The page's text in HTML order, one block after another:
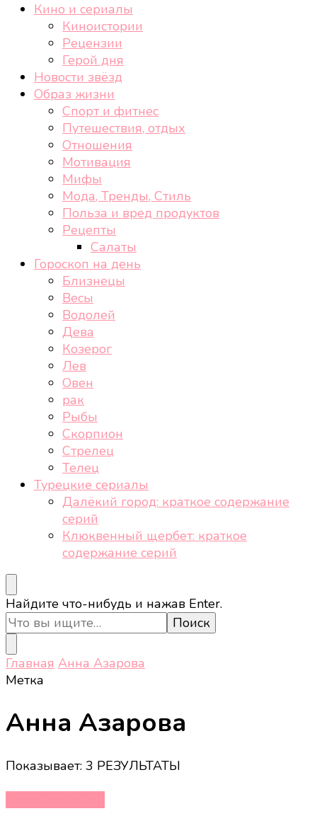
cheek-look.ru
Женский сайт о звездах и кино, а также трендах,
здоровом образе жизни, спорте, стиле, отдыхе и
Кино и сериалы
Киноистории
Рецензии
Герой дня
Новости звёзд
Образ жизни
Спорт и фитнес
Путешествия, отдых
Отношения
Мотивация
Мифы
Мода, Тренды, Стиль
Польза и вред продуктов
Рецепты
Салаты
Гороскоп на день
Близнецы
Весы
Водолей
Дева
Козерог
Лев
Овен
рак
Рыбы
Скорпион
Стрелец
Телец
Турецкие сериалы
Далёкий город: краткое содержание
серий
Клюквенный щербет: краткое
содержание серий
Ищите
что-
то?
Найдите что-нибудь и нажав Enter.
Главная Анна Азарова
Метка
Анна Азарова
Показывает: 3 РЕЗУЛЬТАТЫ